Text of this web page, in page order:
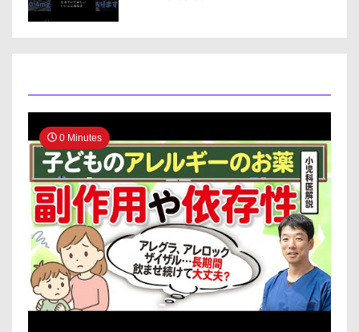
0 Minutes